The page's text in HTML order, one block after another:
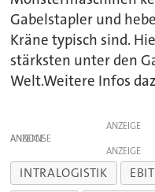
Gabelstapler und
Kräne typisch sind.
stärksten unter den
Welt.Weitere Infos
ANZEIGE
ANZEIGE
ANZEIGE
INTRALOGISTIK EBIT